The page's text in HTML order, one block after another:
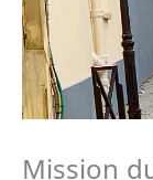
Mission